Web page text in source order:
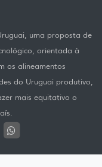
uma proposta de
orientada à
os alineamentos
do Uruguai produtivo,
mais equitativo o